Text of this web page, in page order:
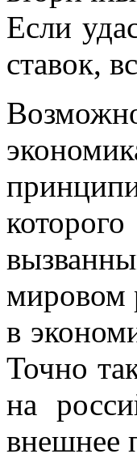
Если
ставок,
мировом
в
Точно
на
внешнее